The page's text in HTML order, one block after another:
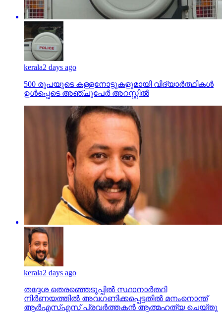
kerala2 days ago
500 രൂപയുടെ കള്ളനോട്ടുകളുമായി വിദ്യാര്‍ത്ഥികള്‍
ഉള്‍പ്പെടെ അഞ്ചുപേര്‍ അറസ്റ്റില്‍
kerala2 days ago
തദ്ദേശ തെരഞ്ഞെടുപ്പില്‍ സ്ഥാനാര്‍ത്ഥി
നിര്‍ണയത്തില്‍ അവഗണിക്കപ്പെട്ടതില്‍ മനംനൊന്ത്
ആര്‍എസ്എസ് പ്രവര്‍ത്തകന്‍ ആത്മഹത്യ ചെയ്തു